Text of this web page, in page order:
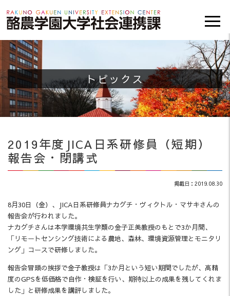
トピックス
2019年度JICA日系研修員（短期）
報告会・閉講式
掲載日：2019.08.30
8月30日（金）、JICA日系研修員ナカグチ・ヴィクトル・マサキさんの
報告会が行われました。
ナカグチさんは本学環境共生学類の金子正美教授のもとで3か月間、
「リモートセンシング技術による農地、森林、環境資源管理とモニタリ
ング」コースで研修しました。
報告会冒頭の挨拶で金子教授は「3か月という短い期間でしたが、高精
度のGPSを低価格で自作・検証を行い、期待以上の成果を残してくれま
した」と研修成果を講評しました。